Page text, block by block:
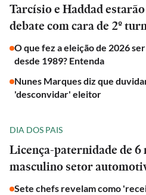
Tarcísio e Haddad
debate com cara de 2º
O que fez a eleição de 2026
desde 1989? Entenda
Nunes Marques diz que
'desconvidar' eleitor
DIA DOS PAIS
Licença-paternidade de 6
masculino setor
Sete chefs revelam como